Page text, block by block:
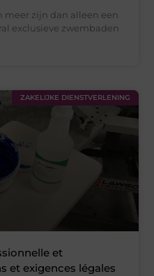
meer zijn dan alleen een
exclusieve zwembaden
ZAKELIJKE DIENSTVERLENING
et
et exigences légales